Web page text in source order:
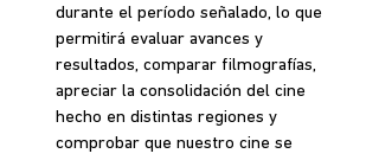
durante el período señalado, lo que
permitirá evaluar avances y
resultados, comparar filmografías,
apreciar la consolidación del cine
hecho en distintas regiones y
comprobar que nuestro cine se